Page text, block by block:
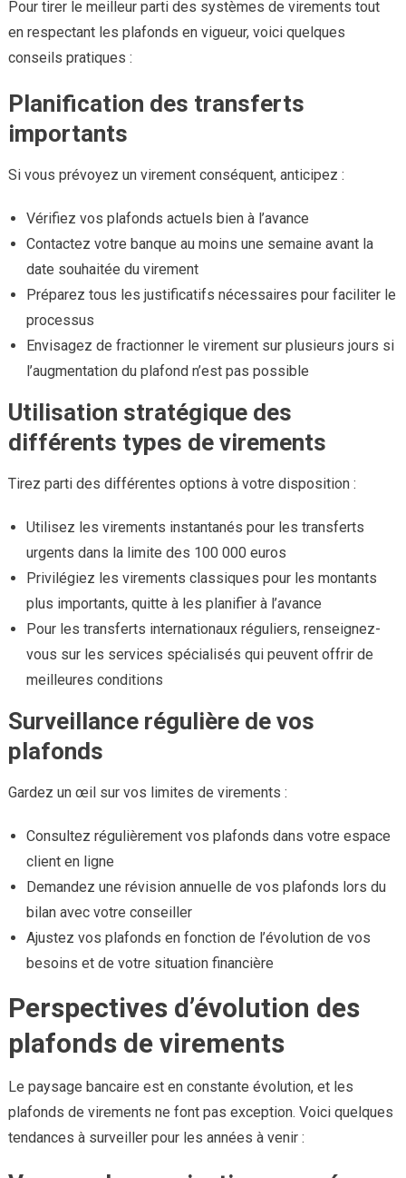
Pour tirer le meilleur parti des systèmes de virements tout
en respectant les plafonds en vigueur, voici quelques
conseils pratiques :
Planification des transferts
importants
Si vous prévoyez un virement conséquent, anticipez :
Vérifiez vos plafonds actuels bien à l’avance
Contactez votre banque au moins une semaine avant la
date souhaitée du virement
Préparez tous les justificatifs nécessaires pour faciliter le
processus
Envisagez de fractionner le virement sur plusieurs jours si
l’augmentation du plafond n’est pas possible
Utilisation stratégique des
différents types de virements
Tirez parti des différentes options à votre disposition :
Utilisez les virements instantanés pour les transferts
urgents dans la limite des 100 000 euros
Privilégiez les virements classiques pour les montants
plus importants, quitte à les planifier à l’avance
Pour les transferts internationaux réguliers, renseignez-
vous sur les services spécialisés qui peuvent offrir de
meilleures conditions
Surveillance régulière de vos
plafonds
Gardez un œil sur vos limites de virements :
Consultez régulièrement vos plafonds dans votre espace
client en ligne
Demandez une révision annuelle de vos plafonds lors du
bilan avec votre conseiller
Ajustez vos plafonds en fonction de l’évolution de vos
besoins et de votre situation financière
Perspectives d’évolution des
plafonds de virements
Le paysage bancaire est en constante évolution, et les
plafonds de virements ne font pas exception. Voici quelques
tendances à surveiller pour les années à venir :